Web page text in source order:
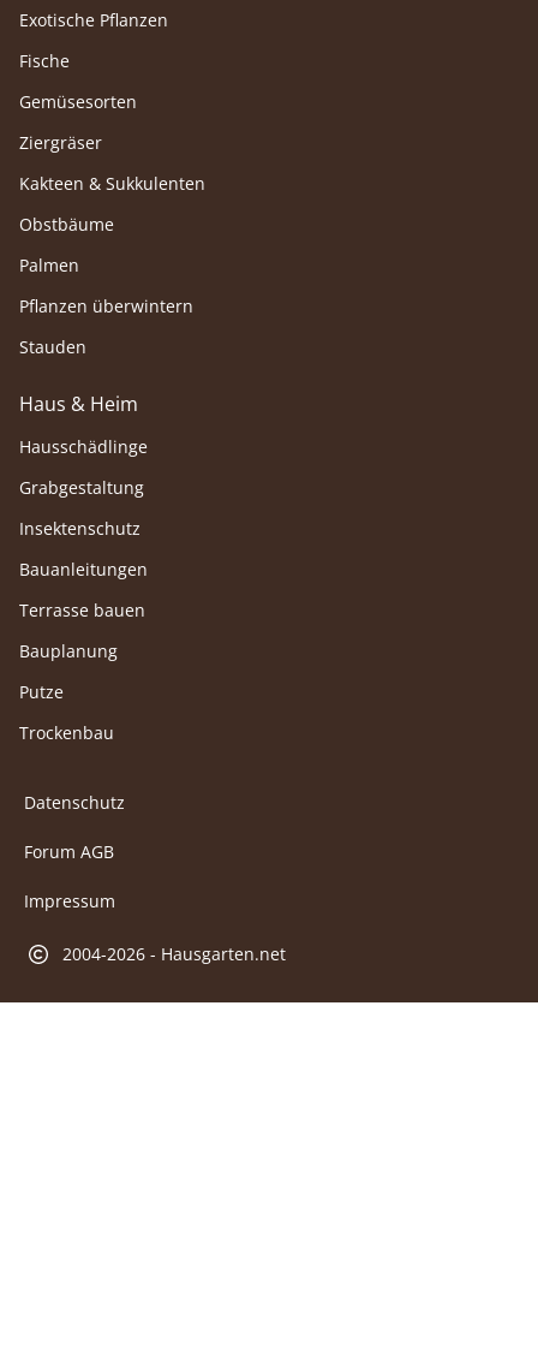
Exotische Pflanzen
Fische
Gemüsesorten
Ziergräser
Kakteen & Sukkulenten
Obstbäume
Palmen
Pflanzen überwintern
Stauden
Haus & Heim
Hausschädlinge
Grabgestaltung
Insektenschutz
Bauanleitungen
Terrasse bauen
Bauplanung
Putze
Trockenbau
Datenschutz
Forum AGB
Impressum
2004-2026 - Hausgarten.net